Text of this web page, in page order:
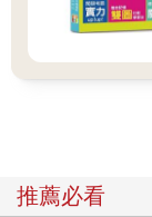
推薦必看